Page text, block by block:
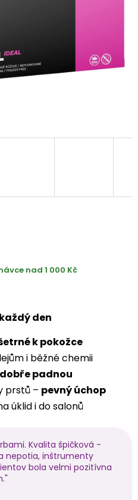
nad 1 000 Kč
den
k pokožce
i běžné chemii
dobře padnou
prstů – pevný úchop
úklid i do salonů
Kvalita špičková -
nepotia, inštrumenty
bola velmi pozitívna